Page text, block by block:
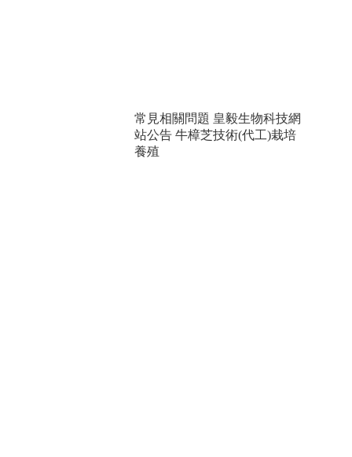
常見相關問題 皇毅生物科技網
站公告 牛樟芝技術(代工)栽培
養殖